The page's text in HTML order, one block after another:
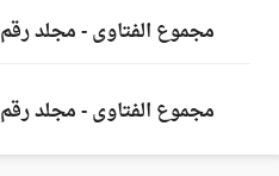
مجموع الفتاوى - مجلد رقم 966
مجموع الفتاوى - مجلد رقم 43036